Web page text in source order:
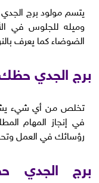
يتسم مولود برج
وميله للجلوس في
الضوضاء كما يعرف
برج الجدي
تخلص من أي شيء
في إنجاز المهام
رؤسائك في العمل
برج الجدي